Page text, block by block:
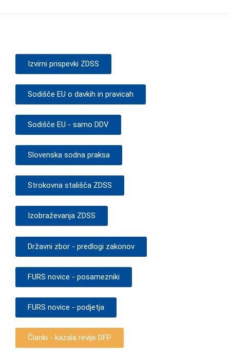
Izvirni prispevki ZDSS
Sodišče EU o davkih in pravicah
Sodišče EU - samo DDV
Slovenska sodna praksa
Strokovna stališča ZDSS
Izobraževanja ZDSS
Državni zbor - predlogi zakonov
FURS novice - posamezniki
FURS novice - podjetja
Članki - kazala revije DFP